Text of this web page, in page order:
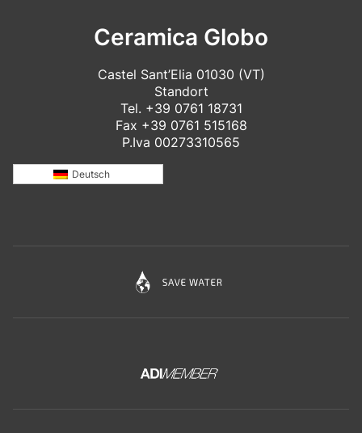
Ceramica Globo
Castel Sant’Elia 01030 (VT)
Standort
Tel. +39 0761 18731
Fax +39 0761 515168
P.Iva 00273310565
Deutsch